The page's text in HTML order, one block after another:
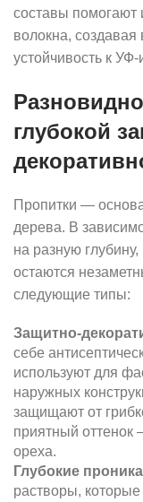
составы помогают
волокна,
устойчивость к
глубокой
Пропитки —
дерева. В
на разную
остаются
следующие типы:
Защитно-
себе
используют для
наружных
защищают от
приятный оттенок
ореха.
Глубокие
растворы,